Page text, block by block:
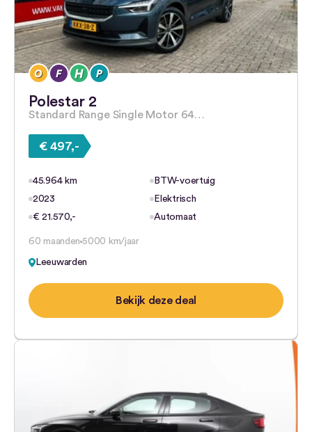
Polestar 2
Standard Range Single Motor 64…
€ 497,-
45.964 km
BTW-voertuig
2023
Elektrisch
€ 21.570,-
Automaat
60 maanden 5000 km/jaar
Leeuwarden
Bekijk deze deal